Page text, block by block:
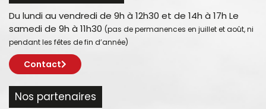
Du lundi au vendredi de 9h à 12h30 et de 14h à 17h Le
samedi de 9h à 11h30 (pas de permanences en juillet et août, ni
pendant les fêtes de fin d’année)
Contact
Nos partenaires